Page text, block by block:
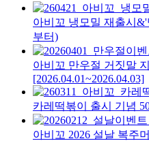
아비꼬 냉모밀 재출시
부터)
아비꼬 만우절 거짓말
[2026.04.01~2026.04.03]
카레떡볶이 출시 기념
아비꼬 2026 설날 복주